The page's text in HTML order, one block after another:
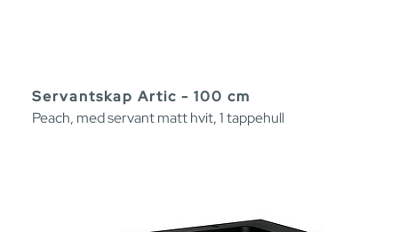
Servantskap Artic - 100 cm
Peach, med servant matt hvit, 1 tappehull